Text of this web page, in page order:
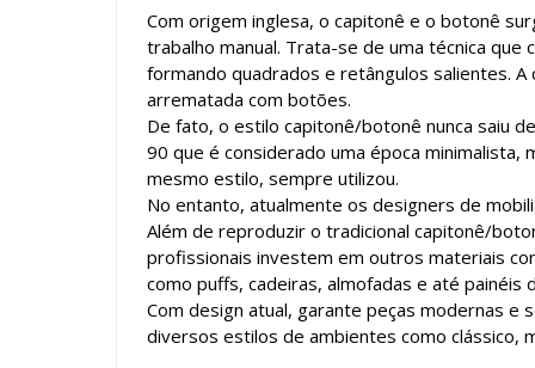
Com origem inglesa, o capitonê e o botonê
trabalho manual. Trata-se de uma técnica
formando quadrados e retângulos salientes.
arrematada com botões.
De fato, o estilo capitonê/botonê nunca saiu
90 que é considerado uma época minimalista,
mesmo estilo, sempre utilizou.
No entanto, atualmente os designers de
Além de reproduzir o tradicional capitonê/
profissionais investem em outros materiais
como puffs, cadeiras, almofadas e até painéis
Com design atual, garante peças modernas
diversos estilos de ambientes como